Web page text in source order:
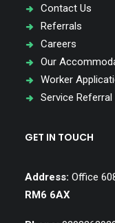
Contact Us
Referrals
Careers
Our
Worker
Service Referral
GET IN TOUCH
Address: Office
RM6 6AX